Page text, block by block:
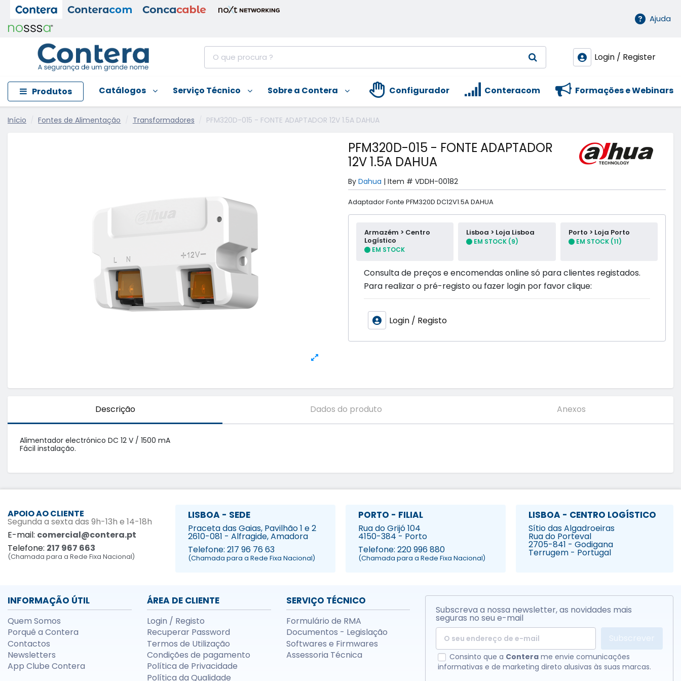
Ajuda
Login / Register
Produtos Catálogos Serviço Técnico Sobre a Contera Formações e Webinars
Conteracom
Configurador
Início Fontes de Alimentação Transformadores PFM320D-015 - FONTE ADAPTADOR 12V 1.5A DAHUA
PFM320D-015 - FONTE ADAPTADOR
12V 1.5A DAHUA
By Dahua | Item # VDDH-00182
Adaptador Fonte PFM320D DC12V1.5A DAHUA
Armazém > Centro
Logístico
EM STOCK
Lisboa > Loja Lisboa
EM STOCK (9)
Porto > Loja Porto
EM STOCK (11)
Consulta de preços e encomendas online só para clientes registados.
Para realizar o pré-registo ou fazer login por favor clique:
Login / Registo
Descrição Dados do produto Anexos
Alimentador electrónico DC 12 V / 1500 mA
Fácil instalação.
APOIO AO CLIENTE
Segunda a sexta das 9h-13h e 14-18h
E-mail: comercial@contera.pt
Telefone: 217 967 663
(Chamada para a Rede Fixa Nacional)
LISBOA - SEDE
Praceta das Gaias, Pavilhão 1 e 2
2610-081 - Alfragide, Amadora
Telefone: 217 96 76 63
(Chamada para a Rede Fixa Nacional)
PORTO - FILIAL
Rua do Grijó 104
4150-384 - Porto
Telefone: 220 996 880
(Chamada para a Rede Fixa Nacional)
LISBOA - CENTRO LOGÍSTICO
Sítio das Algadroeiras
Rua do Porteval
2705-841 - Godigana
Terrugem - Portugal
INFORMAÇÃO ÚTIL
Quem Somos
Porquê a Contera
Contactos
Newsletters
App Clube Contera
ÁREA DE CLIENTE
Login / Registo
Recuperar Password
Termos de Utilização
Condições de pagamento
Política de Privacidade
Política da Qualidade
SERVIÇO TÉCNICO
Formulário de RMA
Documentos - Legislação
Softwares e Firmwares
Assessoria Técnica
Subscreva a nossa newsletter, as novidades mais
seguras no seu e-mail
Subscrever
Consinto que a Contera me envie comunicações
informativas e de marketing direto alusivas às suas marcas.